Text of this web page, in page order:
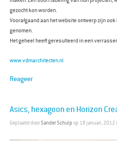
gezocht kon worden.
Voorafgaand aan het website ontwerp zijn
genomen.
Het geheel heeft geresulteerd in een
www.vdmarchitecten.nl
Reageer
Asics, hexagoon en Horizon
Geplaatst doorSander Schulp op 18 januari, 2012